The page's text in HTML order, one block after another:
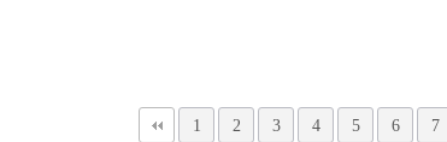
1 2 3 4 5 6 7